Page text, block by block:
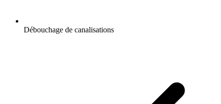
Débouchage de canalisations